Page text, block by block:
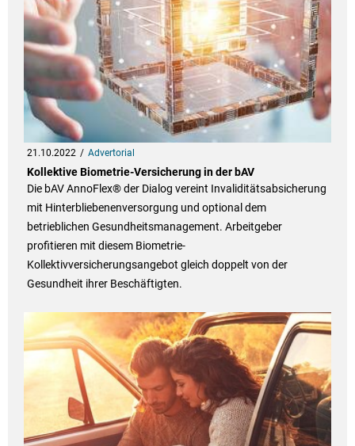
21.10.2022 Advertorial
Kollektive Biometrie-Versicherung in der bAV
Die bAV AnnoFlex® der Dialog vereint Invaliditätsabsicherung
mit Hinterbliebenenversorgung und optional dem
betrieblichen Gesundheitsmanagement. Arbeitgeber
profitieren mit diesem Biometrie-
Kollektivversicherungsangebot gleich doppelt von der
Gesundheit ihrer Beschäftigten.